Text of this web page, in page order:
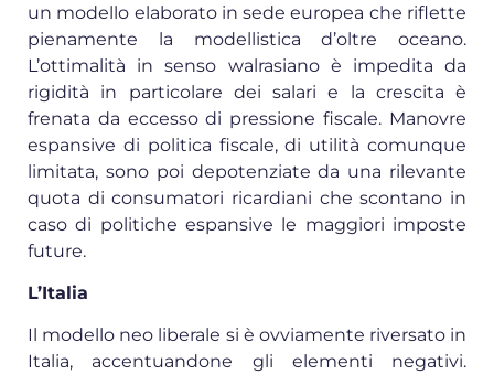
un modello elaborato in sede europea che riflette
pienamente la modellistica d’oltre oceano.
L’ottimalità in senso walrasiano è impedita da
rigidità in particolare dei salari e la crescita è
frenata da eccesso di pressione fiscale. Manovre
espansive di politica fiscale, di utilità comunque
limitata, sono poi depotenziate da una rilevante
quota di consumatori ricardiani che scontano in
caso di politiche espansive le maggiori imposte
future.
L’Italia
Il modello neo liberale si è ovviamente riversato in
Italia, accentuandone gli elementi negativi.